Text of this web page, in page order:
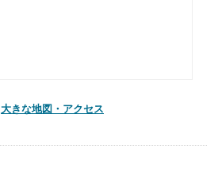
大きな地図・アクセス